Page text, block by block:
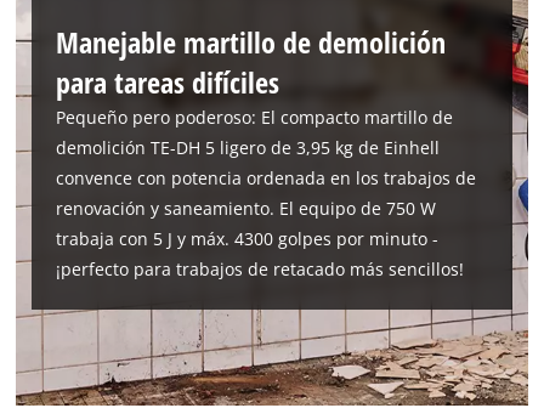
Manejable martillo de demolición
para tareas difíciles
Pequeño pero poderoso: El compacto martillo de
demolición TE-DH 5 ligero de 3,95 kg de Einhell
convence con potencia ordenada en los trabajos de
renovación y saneamiento. El equipo de 750 W
trabaja con 5 J y máx. 4300 golpes por minuto -
¡perfecto para trabajos de retacado más sencillos!